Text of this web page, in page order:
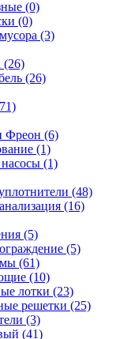
(0)
(0)
(3)
(26)
(26)
Фреон (6)
(1)
(1)
(48)
(16)
(5)
(5)
(61)
(10)
лотки (23)
решетки (25)
(3)
(41)